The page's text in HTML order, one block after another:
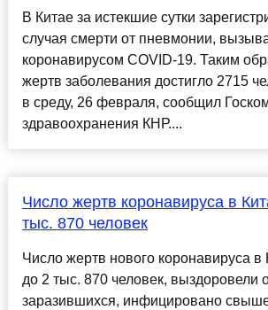
В Китае за истекшие сутки
случая смерти от пневмонии,
коронавирусом COVID-19. Таким
жертв заболевания достигло 2715
в среду, 26 февраля, сообщил
здравоохранения КНР....
Число жертв коронавируса в
тыс. 870 человек
Число жертв нового коронавируса в
до 2 тыс. 870 человек, выздоровели
заразившихся, инфицировано